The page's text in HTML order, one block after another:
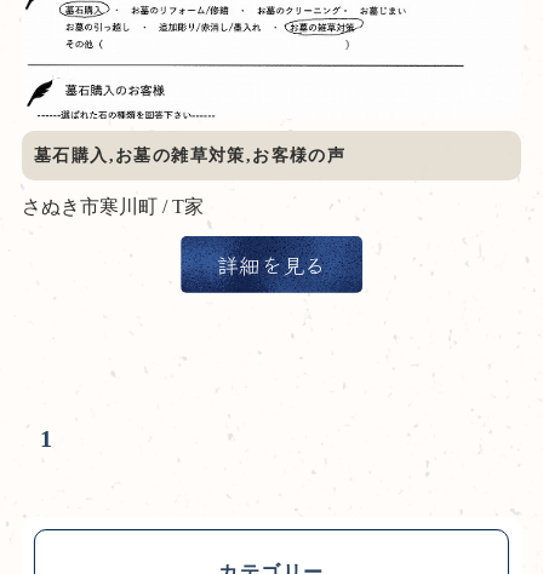
墓石購入,お墓の雑草対策,お客様の声
さぬき市寒川町 / T家
詳細を見る
1